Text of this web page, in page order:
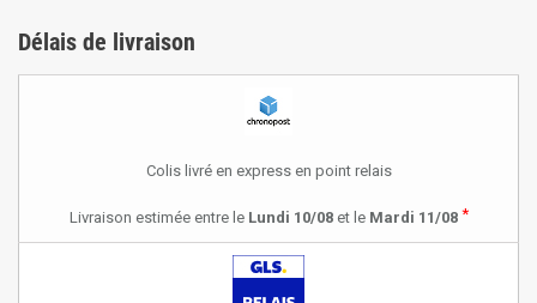
Délais de livraison
Colis livré en express en point relais
Livraison estimée entre le Lundi 10/08et le Mardi 11/08 *